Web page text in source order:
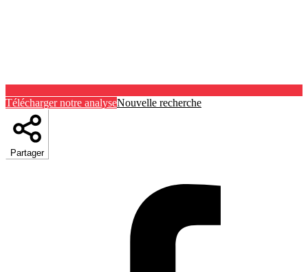
Télécharger notre analyseNouvelle recherche
Partager